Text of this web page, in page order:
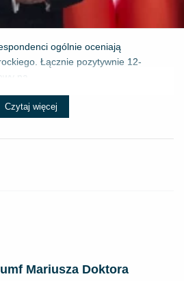
ogólnie oceniają
Łącznie pozytywnie 12-
pa...
Czytaj więcej
Mariusza Doktora